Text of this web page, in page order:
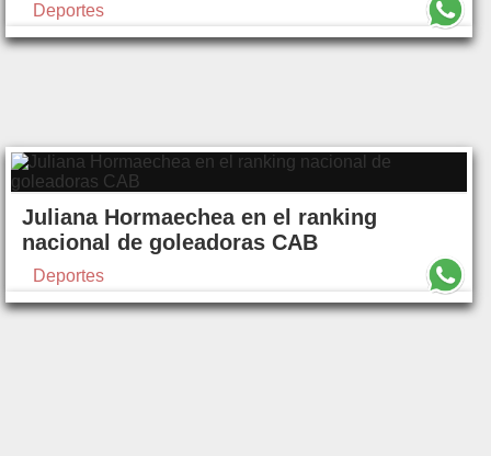
Deportes
Juliana Hormaechea en el ranking
nacional de goleadoras CAB
Deportes